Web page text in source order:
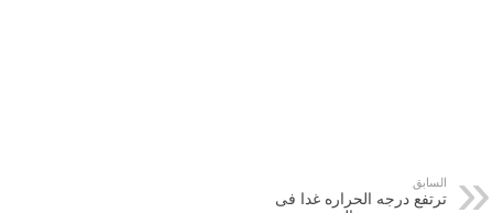
السابق
ترتفع درجه الحراره غدا فى